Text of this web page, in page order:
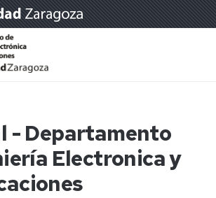
- Departamento
Electronica y